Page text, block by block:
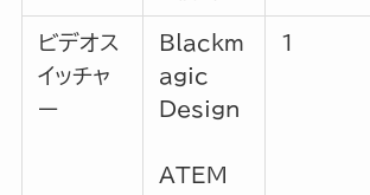
ビデオス
イッチャ
ー
Blackm
agic
Design
ATEM
1